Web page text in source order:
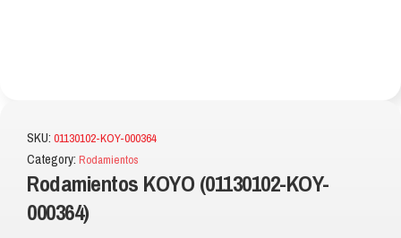
SKU: 01130102-KOY-000364
Category: Rodamientos
Rodamientos KOYO (01130102-KOY-
000364)